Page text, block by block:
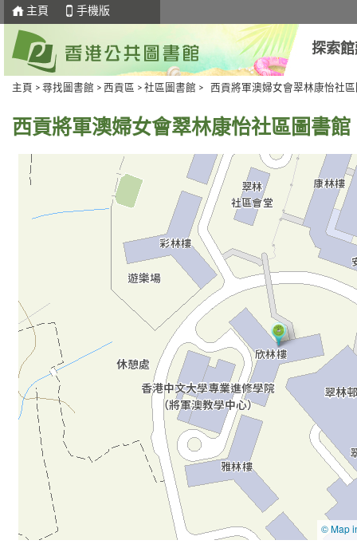
主頁 手機版
探索
主頁 > 尋找圖書館 > 西貢區 > 社區圖書館 > 西貢將軍澳婦女會翠林康怡社區
西貢將軍澳婦女會翠林康怡社區圖書館
去標籤內容
去前一個標籤
個
標
tab